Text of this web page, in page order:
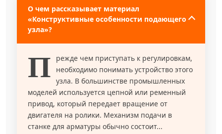
О чем рассказывает материал
«Конструктивные особенности подающего
узла»?
П
режде чем приступать к регулировкам,
необходимо понимать устройство этого
узла. В большинстве промышленных
моделей используется цепной или ременный
привод, который передает вращение от
двигателя на ролики. Механизм подачи в
станке для арматуры обычно состоит...